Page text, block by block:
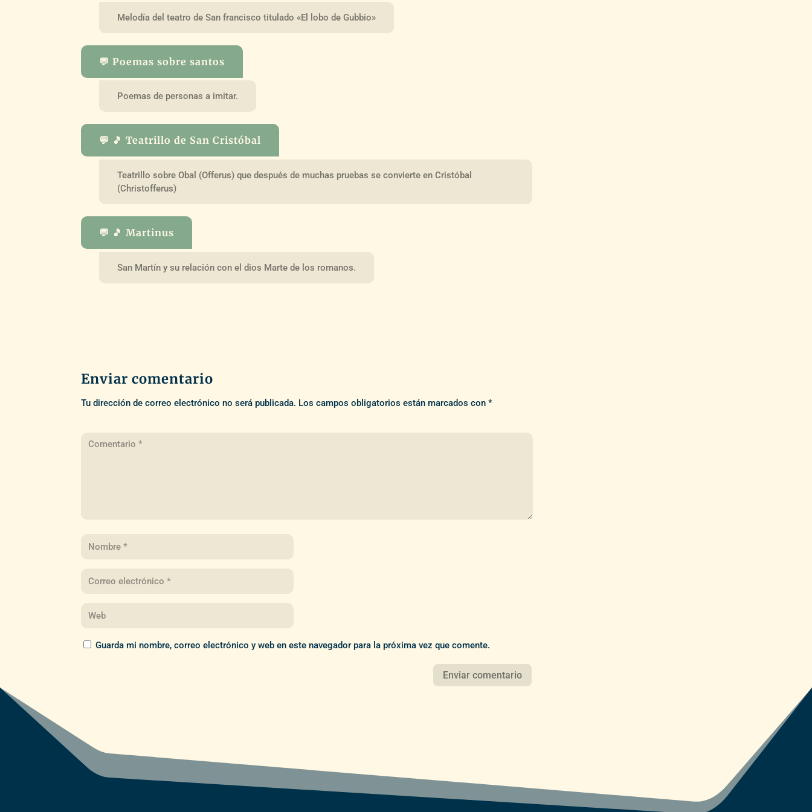
Melodía del teatro de San francisco titulado «El lobo de Gubbio»
💬 Poemas sobre santos
Poemas de personas a imitar.
💬 🎵 Teatrillo de San Cristóbal
Teatrillo sobre Obal (Offerus) que después de muchas pruebas se convierte en Cristóbal
(Christofferus)
💬 🎵 Martinus
San Martín y su relación con el dios Marte de los romanos.
Enviar comentario
Tu dirección de correo electrónico no será publicada. Los campos obligatorios están marcados con*
Guarda mi nombre, correo electrónico y web en este navegador para la próxima vez que comente.